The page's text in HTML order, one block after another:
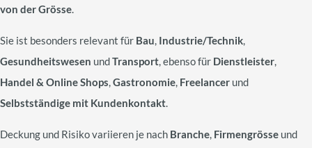
von der Grösse.
Sie ist besonders relevant für Bau, Industrie/Technik,
Gesundheitswesen undTransport, ebenso für Dienstleister,
Handel & Online Shops,Gastronomie, Freelancer und
Selbstständige mit Kundenkontakt.
Deckung und Risiko variieren je nach Branche, Firmengrösse und